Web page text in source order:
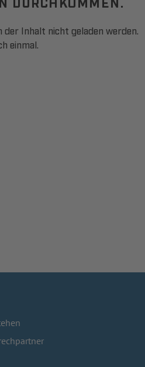
Inhalt nicht geladen werden.
einmal.